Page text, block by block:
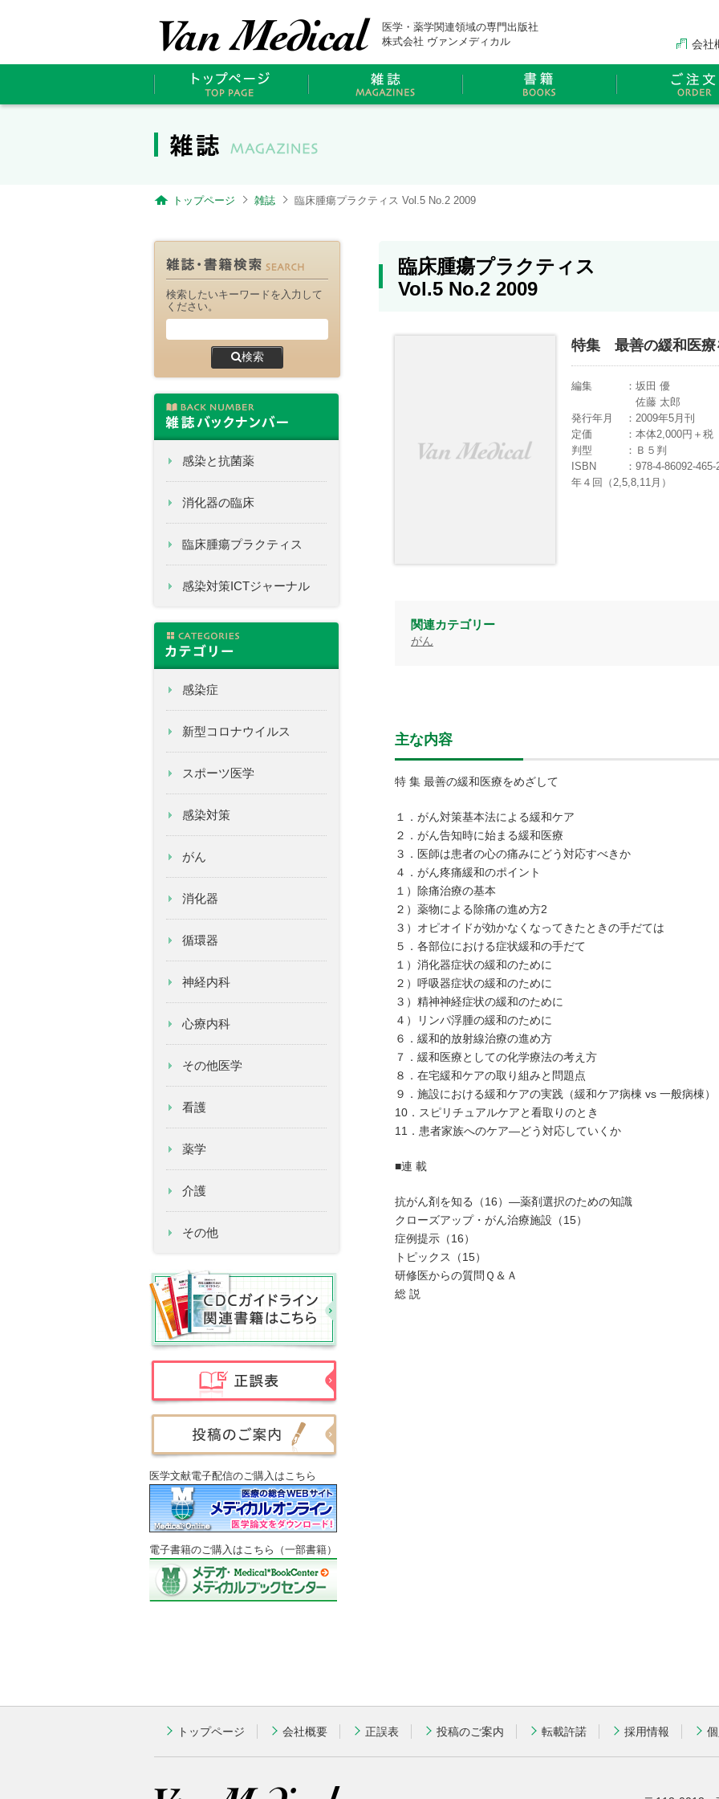
医学・薬学関連領域の専門出版社
株式会社 ヴァンメディカル
会社
トップページ 雑誌 臨床腫瘍プラクティス Vol.5 No.2 2009
検索したいキーワードを入力して
ください。
検索
感染と抗菌薬
消化器の臨床
臨床腫瘍プラクティス
感染対策ICTジャーナル
感染症
新型コロナウイルス
スポーツ医学
感染対策
がん
消化器
循環器
神経内科
心療内科
その他医学
看護
薬学
介護
その他
医学文献電子配信のご購入はこちら
電子書籍のご購入はこちら（一部書籍）
臨床腫瘍プラクティス
Vol.5 No.2 2009
特集 最善の緩和医療
編集
坂田 優
佐藤 太郎
発行年月
2009年5月刊
定価
本体2,000円＋税
判型
Ｂ５判
ISBN
978-4-86092-465-
年４回（2,5,8,11月）
関連カテゴリー
がん
主な内容
特 集 最善の緩和医療をめざして
１．がん対策基本法による緩和ケア
２．がん告知時に始まる緩和医療
３．医師は患者の心の痛みにどう対応すべきか
４．がん疼痛緩和のポイント
１）除痛治療の基本
２）薬物による除痛の進め方2
３）オピオイドが効かなくなってきたときの手だては
５．各部位における症状緩和の手だて
１）消化器症状の緩和のために
２）呼吸器症状の緩和のために
３）精神神経症状の緩和のために
４）リンパ浮腫の緩和のために
６．緩和的放射線治療の進め方
７．緩和医療としての化学療法の考え方
８．在宅緩和ケアの取り組みと問題点
９．施設における緩和ケアの実践（緩和ケア病棟 vs 一般病棟）
10．スピリチュアルケアと看取りのとき
11．患者家族へのケア―どう対応していくか
■連 載
抗がん剤を知る（16）―薬剤選択のための知識
クローズアップ・がん治療施設（15）
症例提示（16）
トピックス（15）
研修医からの質問Ｑ＆Ａ
総 説
トップページ 会社概要 正誤表 投稿のご案内 転載許諾 採用情報